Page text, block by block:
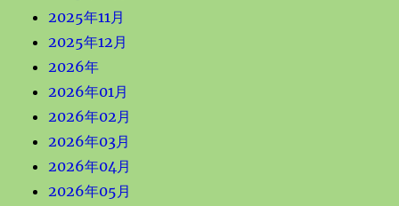
2025年11月
2025年12月
2026年
2026年01月
2026年02月
2026年03月
2026年04月
2026年05月